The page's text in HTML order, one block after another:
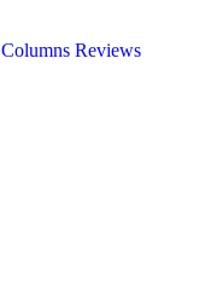
Columns Reviews